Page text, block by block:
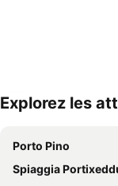
Explorez les
Porto Pino
Spiaggia